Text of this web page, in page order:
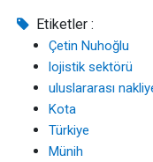
Etiketler :
Çetin Nuhoğlu
lojistik sektörü
uluslararası
Kota
Türkiye
Münih